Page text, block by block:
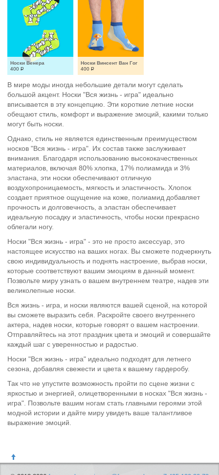
Носки Венера
400 Р
Носки Винсент Ван Гог
400 Р
В мире моды иногда небольшие детали могут сделать
большой акцент. Носки "Вся жизнь - игра" идеально
вписывается в эту концепцию. Эти короткие летние носки
обещают стиль, комфорт и выражение эмоций, какими только
могут быть носки.
Однако, стиль не является единственным преимуществом
носков "Вся жизнь - игра". Их состав также заслуживает
внимания. Благодаря использованию высококачественных
материалов, включая 80% хлопка, 17% полиамида и 3%
эластана, эти носки обеспечивают отличную
воздухопроницаемость, мягкость и эластичность. Хлопок
создает приятное ощущение на коже, полиамид добавляет
прочность и долговечность, а эластан обеспечивает
идеальную посадку и эластичность, чтобы носки прекрасно
облегали ногу.
Носки "Вся жизнь - игра" - это не просто аксессуар, это
настоящее искусство на ваших ногах. Вы сможете подчеркнуть
свою индивидуальность и поднять настроение, выбрав носки,
которые соответствуют вашим эмоциям в данный момент.
Позвольте миру узнать о вашем внутреннем театре, надев эти
великолепные носки.
Вся жизнь - игра, и носки являются вашей сценой, на которой
вы сможете выразить себя. Раскройте своего внутреннего
актера, надев носки, которые говорят о вашем настроении.
Отправляйтесь на этот праздник цвета и эмоций и совершайте
каждый шаг с уверенностью и радостью.
Носки "Вся жизнь - игра" идеально подходят для летнего
сезона, добавляя свежести и цвета к вашему гардеробу.
Так что не упустите возможность пройти по сцене жизни с
яркостью и энергией, олицетворенными в носках "Вся жизнь -
игра". Позвольте вашим ногам стать главными героями этой
модной истории и дайте миру увидеть ваше талантливое
выражение эмоций.